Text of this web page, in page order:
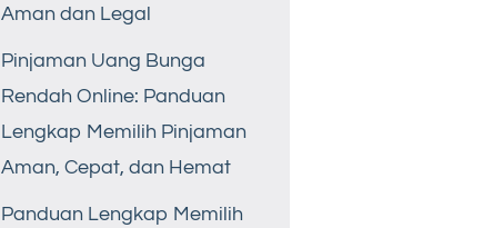
Aman dan Legal
Pinjaman Uang Bunga
Rendah Online: Panduan
Lengkap Memilih Pinjaman
Aman, Cepat, dan Hemat
Panduan Lengkap Memilih